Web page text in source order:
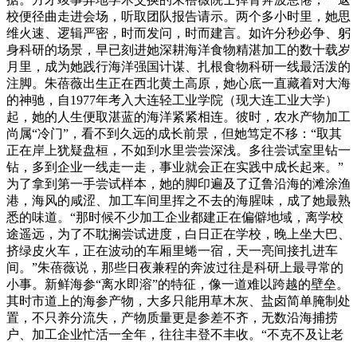
校便径曲走进会场，听取团队报告请示。两个多小时里，她思
维火速、逻辑严密，时而发问，时而建言。如许分秒必争、躬
身科研的场景，早已刻进她深耕海洋食物精湛加工的数十载岁
月里，成为她践行海洋强国计谋、扎根食物科研一线最活泼的
注脚。朱蓓薇出生正在西北黄土高原，她心底一直藏着对大海
的神驰，自1977年考入大连轻工业学院（现大连工业大学）
起，她的人生便取湛蓝的海洋紧紧相连。彼时，农水产物加工
尚属“冷门”，看不到久远的成长前景，但她笃定不移：“取其
正在岸上犹疑盘桓，不如到水里尝尝深浅。多往尝试室里钻一
钻，多到企业一线走一走，事业就会正在实践中成长起来。”
为了拿到第一手尝试样本，她的脚印遍及了辽鲁沿海的滩涂渔
港，海风的咸涩、加工车间里挥之不去的海腥味，成了她最熟
悉的味道。“那时候不少加工企业都建正在偏僻地域，离学校
途遥远，为了不耽搁尝试进度，白日正在学校，晚上坐大巴、
挤绿皮火车，正在波动的车厢里蜷一宿，天一亮间接扎进车
间。”朱蓓薇说，那些日夜兼程的奔波过往是科研上最寻常的
小事。新鲜海参“离水即溶”的特征，像一道难以跨越的壁垒。
其时市道上的海参产物，大多只能用草木灰、盐卤简单腌制处
置，不只养分流失，产物质量更是参差不齐，无数沿海捕捞
户、加工企业忙活一全年，往往丰登不丰收。“不克不及让老